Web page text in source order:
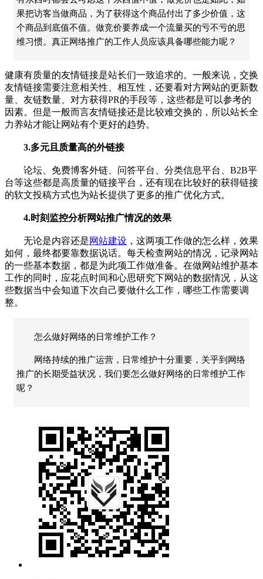
果把访客当做商品，为了获得这个商品付出了多少价值，这
个商品到底值不值。做竞价要养成一个流量买的亏不亏的思
维习惯。真正网络推广的工作人员应该具备哪些能力呢？
健康有质量的友情链接是站长们一致追求的。一般来说，交换
友情链接需要注意相关性、相互性，还要看对方网站的更新数
量、友链数量、对方获得PR的手段等，这些都是可以参考的
因素。但是一般而言友情链接还是比较难交换的，所以站长全
力养站才能让网站有个更好的趋势。
3.多元且质量高的外链接
论坛、免费博客外链、问答平台、分类信息平台、B2B平
台等这些都是高质量的链接平台，还有现在比较好的获得链接
的软文投稿方式也为站长提供了更多的推广优化方式。
4.时刻监控分析网站推广情况的效果
无论是内容还是网站建设 ，这两项工作做的怎么样，效果
如何，最终都要靠数据说话。每天检查网站的情况，记录网站
的一些基本数据，都是为此项工作做准备。在做网站维护基本
工作的同时，应花点时间和心思研究下网站的数据情况，从这
些数据当中会知道下次自己要做什么工作，哪些工作需要调
整。
怎么做好网络的日常维护工作？
网络持续的推广运营，日常维护十分重要，关乎到网络
推广的长期受益状况，我们要怎么做好网络的日常维护工作
呢？